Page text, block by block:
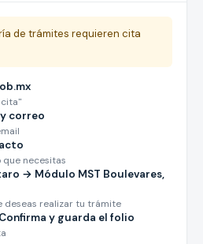
de trámites requieren cita
y correo
que necesitas
→ Módulo MST Boulevares,
deseas realizar tu trámite
y guarda el folio